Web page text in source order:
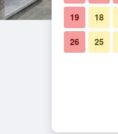
18
19
25
26